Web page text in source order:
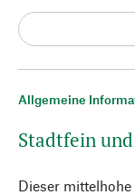
Allgemeine
Stadtfein
Dieser